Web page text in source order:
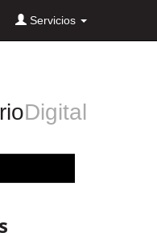
Servicios
Digital